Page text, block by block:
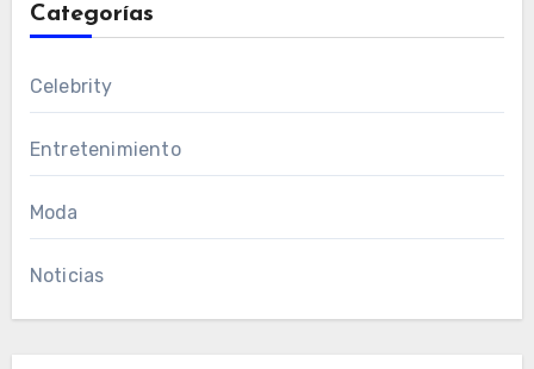
Categorías
Celebrity
Entretenimiento
Moda
Noticias